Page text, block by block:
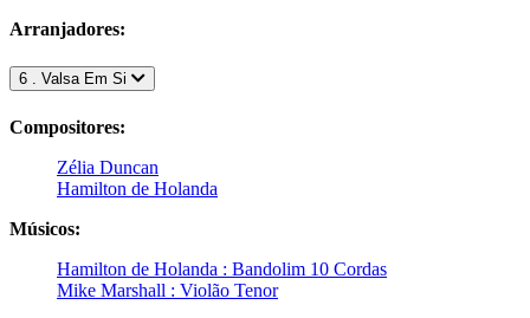
Arranjadores:
6 . Valsa Em Si
Compositores:
Zélia Duncan
Hamilton de Holanda
Músicos:
Hamilton de Holanda : Bandolim 10 Cordas
Mike Marshall : Violão Tenor